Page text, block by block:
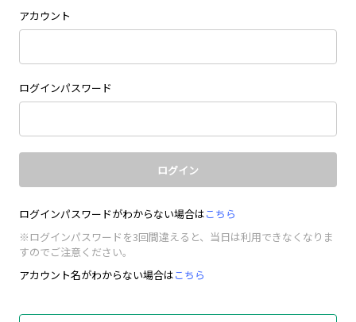
アカウント
ログインパスワード
ログイン
ログインパスワードがわからない場合はこちら
※ログインパスワードを3回間違えると、当日は利用できなくなりま
すのでご注意ください。
アカウント名がわからない場合はこちら